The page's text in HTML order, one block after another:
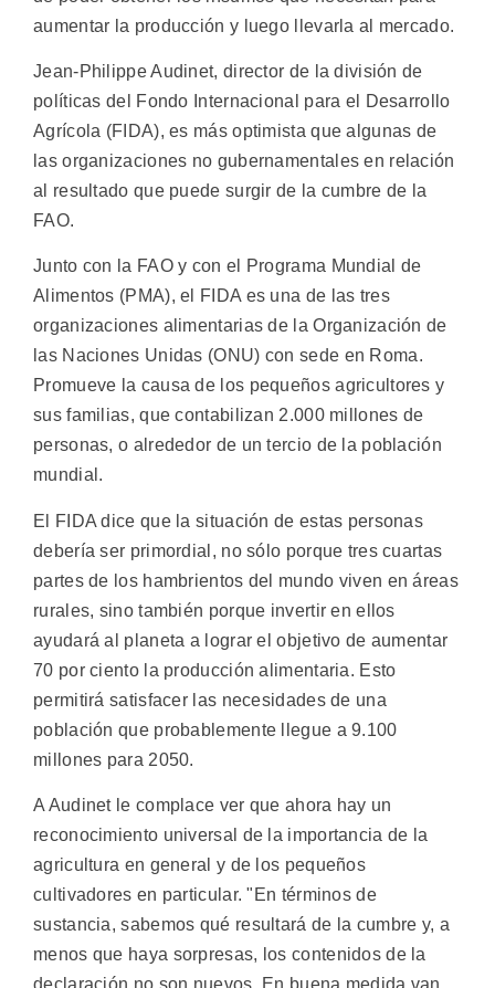
aumentar la producción y luego llevarla al mercado.
Jean-Philippe Audinet, director de la división de
políticas del Fondo Internacional para el Desarrollo
Agrícola (FIDA), es más optimista que algunas de
las organizaciones no gubernamentales en relación
al resultado que puede surgir de la cumbre de la
FAO.
Junto con la FAO y con el Programa Mundial de
Alimentos (PMA), el FIDA es una de las tres
organizaciones alimentarias de la Organización de
las Naciones Unidas (ONU) con sede en Roma.
Promueve la causa de los pequeños agricultores y
sus familias, que contabilizan 2.000 millones de
personas, o alrededor de un tercio de la población
mundial.
El FIDA dice que la situación de estas personas
debería ser primordial, no sólo porque tres cuartas
partes de los hambrientos del mundo viven en áreas
rurales, sino también porque invertir en ellos
ayudará al planeta a lograr el objetivo de aumentar
70 por ciento la producción alimentaria. Esto
permitirá satisfacer las necesidades de una
población que probablemente llegue a 9.100
millones para 2050.
A Audinet le complace ver que ahora hay un
reconocimiento universal de la importancia de la
agricultura en general y de los pequeños
cultivadores en particular. "En términos de
sustancia, sabemos qué resultará de la cumbre y, a
menos que haya sorpresas, los contenidos de la